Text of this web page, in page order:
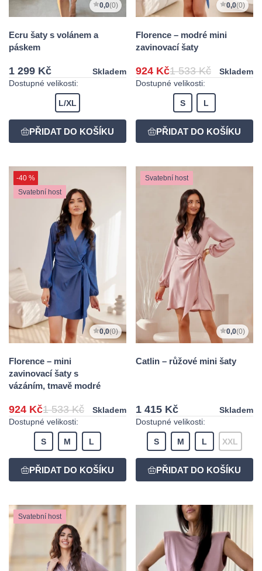
0,0(0)
Ecru šaty s volánem a
páskem
1 299 Kč
Skladem
Dostupné velikosti:
L/XL
0,0(0)
Florence – modré mini
zavinovací šaty
924 Kč1 533 Kč
Skladem
Dostupné velikosti:
S L
-40 %
Svatební host
0,0(0)
Florence – mini
zavinovací šaty s
vázáním, tmavě modré
924 Kč1 533 Kč
Skladem
Dostupné velikosti:
S M L
Svatební host
0,0(0)
Catlin – růžové mini šaty
1 415 Kč
Skladem
Dostupné velikosti:
S M L XXL
Svatební host